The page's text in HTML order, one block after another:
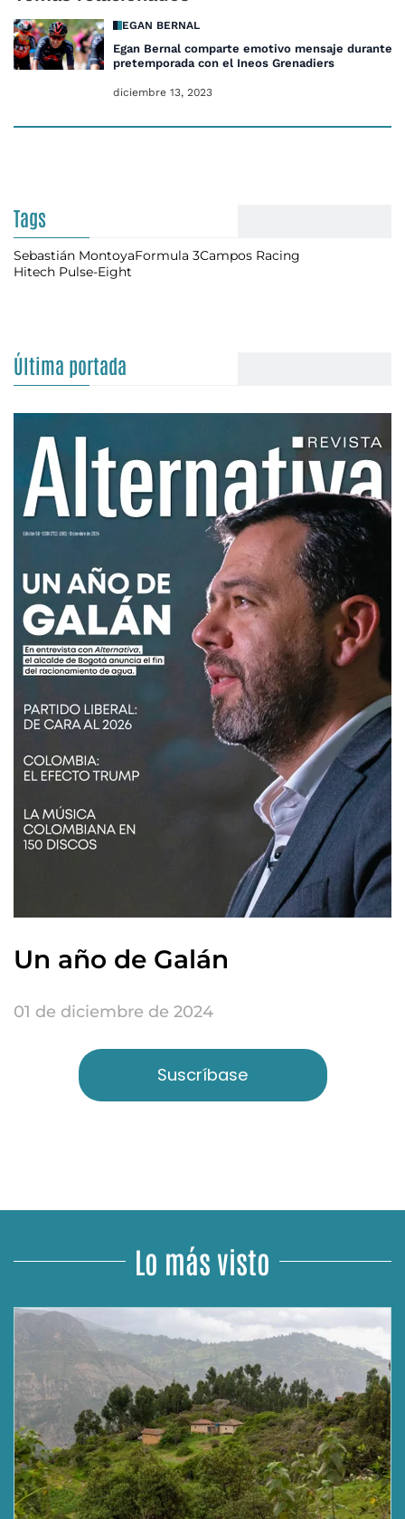
EGAN BERNAL
Egan Bernal comparte emotivo mensaje durante
pretemporada con el Ineos Grenadiers
diciembre 13, 2023
Tags
Sebastián MontoyaFormula 3Campos Racing
Hitech Pulse-Eight
Última portada
Un año de Galán
01 de diciembre de 2024
Suscríbase
Lo más visto